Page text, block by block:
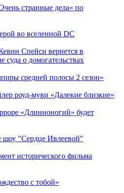
странные дела» по
во вселенной DC
Спейси вернется в
суда о домогательствах
средней полосы 2 сезон»
роуд-муви «Далекие близкие»
«Длинноногий» будет
шоу "Сердце Ивлеевой"
исторического фильма
с тобой»